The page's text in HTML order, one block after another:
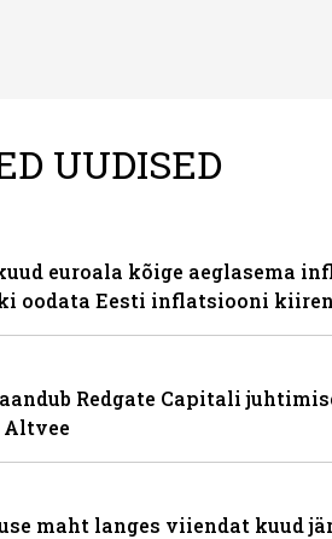
UUDISED
euroala kõige aeglasema
oodata Eesti inflatsiooni
Redgate Capitali
maht langes viiendat kuud